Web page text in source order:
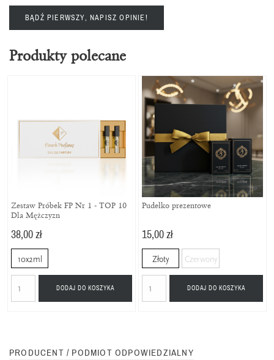
BĄDŹ PIERWSZY, NAPISZ OPINIE!
Produkty polecane
Zestaw Próbek FP Nr 1 - TOP 10
Dla Mężczyzn
38,00 zł
10x2ml
DODAJ DO KOSZYKA
Pudełko prezentowe
15,00 zł
Złoty Czerwony
DODAJ DO KOSZYKA
PRODUCENT / PODMIOT ODPOWIEDZIALNY